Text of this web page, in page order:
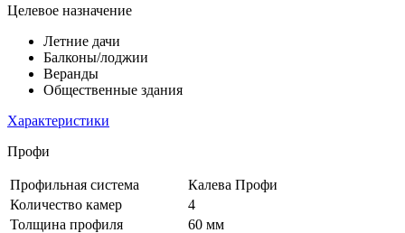
Целевое назначение
Летние дачи
Балконы/лоджии
Веранды
Общественные здания
Характеристики
Профи
Профильная система
Калева Профи
Количество камер
4
Толщина профиля
60 мм